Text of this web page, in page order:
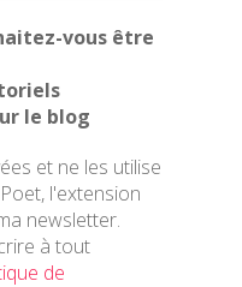
vous être
le blog
et ne les utilise
l'extension
newsletter.
à tout
de
ACCUEIL
CHRONIQUES
BONNES
HISTOIRE
COURS EN LIGNE